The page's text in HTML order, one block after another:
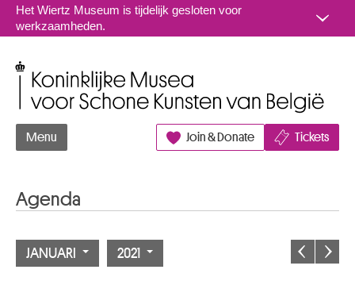
Naar inhoud
Het Wiertz Museum is tijdelijk gesloten voor
werkzaamheden.
Menu Join & Donate Tickets
Agenda
JANUARI 2021